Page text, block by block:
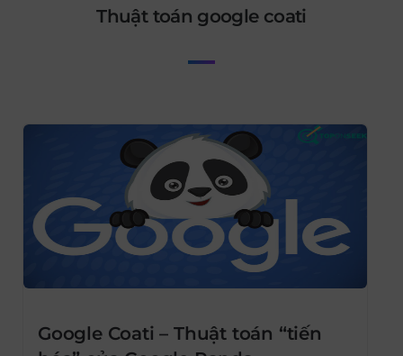
thuật toán google coati
Google Coati – Thuật toán “tiến